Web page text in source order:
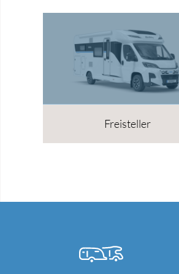
Freisteller